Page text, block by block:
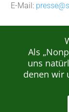
E-Mail:
Als
uns
denen wir